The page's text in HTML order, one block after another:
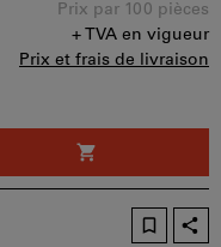
Prix par 100 pièces
+ TVA en vigueur
Prix et frais de livraison